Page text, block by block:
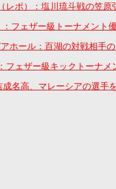
レポ）：塩川琉斗戦の笠
フェザー級トーナメント
ホール：百湖の対戦相手
フェザー級キックトーナ
名高、マレーシアの選手